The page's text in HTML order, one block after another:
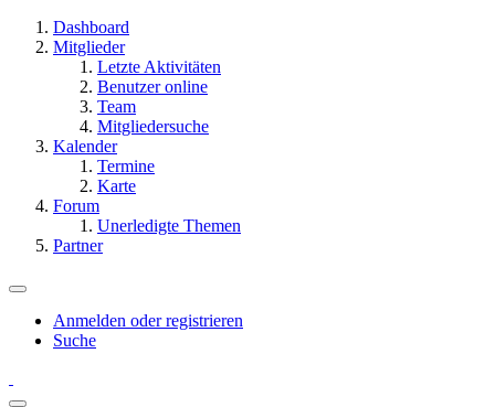
Dashboard
Mitglieder
Letzte Aktivitäten
Benutzer online
Team
Mitgliedersuche
Kalender
Termine
Karte
Forum
Unerledigte Themen
Partner
Anmelden oder registrieren
Suche